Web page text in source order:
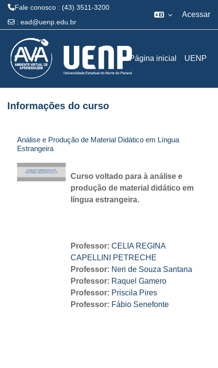
Fale conosco : (43) 3511-3200
: ead@uenp.edu.br
Acessar
Página inicial UENP
Informações do curso
Análise e Produção de Material Didático em Língua
Estrangeira
Curso voltado para à análise e
produção de material didático em
língua estrangeira.
Professor: CELIA REGINA
CAPELLINI PETRECHE
Professor: Neri de Souza Santana
Professor: Raquel Gamero
Professor: Priscila Pires
Professor: Fábio Senefonte